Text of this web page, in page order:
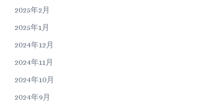
2025年2月
2025年1月
2024年12月
2024年11月
2024年10月
2024年9月